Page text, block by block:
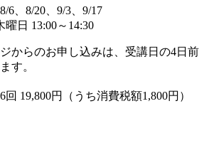
6、8/20、9/3、9/17
曜日 13:00～14:30
からのお申し込みは、受講日の4日前
す。
回 19,800円（うち消費税額1,800円）